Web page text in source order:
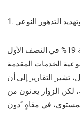
التدهور النوعي
رغم الإعلان عن ارتفاع عدد السياح بنسبة 19% في النصف الأول
في نوعية الخدمات المقدمة
تشير التقارير إلى أن
الزوار يعانون من
في مقاهٍ “دون